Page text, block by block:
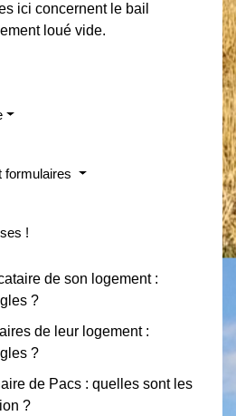
ici concernent le bail
loué vide.
formulaires
!
de son logement :
?
de leur logement :
?
de Pacs : quelles sont les
?